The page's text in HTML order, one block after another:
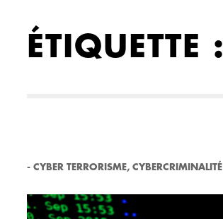
ÉTIQUETTE :
- CYBER TERRORISME, CYBERCRIMINALITÉ